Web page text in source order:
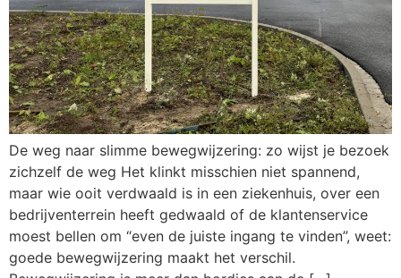
De weg naar slimme bewegwijzering: zo wijst je bezoek
zichzelf de weg Het klinkt misschien niet spannend,
maar wie ooit verdwaald is in een ziekenhuis, over een
bedrijventerrein heeft gedwaald of de klantenservice
moest bellen om “even de juiste ingang te vinden”, weet:
goede bewegwijzering maakt het verschil.